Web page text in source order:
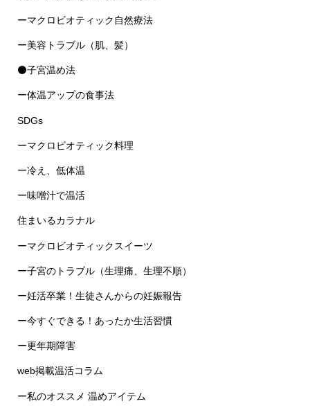
ーマクロビオティック自然療法
ー美容トラブル（肌、髪）
⚫子宮温め法
ー体温アップの食事法
SDGs
ーマクロビオティック料理
ー冷え、低体温
ー味噌汁で温活
住まいるカラナル
ーマクロビオティックスイーツ
ー子宮のトラブル（生理痛、生理不順）
ー妊活卒業！生徒さんからの妊娠報告
ー今すぐできる！あったか生活習慣
ー更年期障害
web掲載温活コラム
ー私のオススメ 温めアイテム